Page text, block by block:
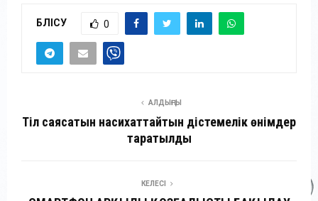
БӨЛІСУ 0
АЛДЫҢҒЫ
Тіл саясатын насихаттайтын әдістемелік өнімдер
таратылды
КЕЛЕСІ